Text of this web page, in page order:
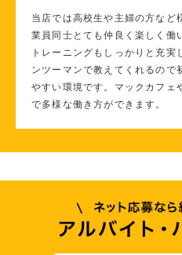
当店では高校生や主婦の方など
業員同士とても仲良く楽しく働
トレーニングもしっかりと充実
ンツーマンで教えてくれるので
やすい環境です。マックカフェ
で多様な働き方ができます。